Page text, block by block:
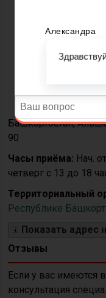
Башкортостан,
90
Часы приёма: Нач.
четверг с 13 до 18
Территориальный
Республике
Показать адрес
Отзывы
Если у вас имеются
консультация